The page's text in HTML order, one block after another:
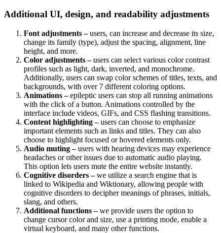
Additional UI, design, and readability adjustments
Font adjustments –users, can increase and decrease its size,
change its family (type), adjust the spacing, alignment, line
height, and more.
Color adjustments –users can select various color contrast
profiles such as light, dark, inverted, and monochrome.
Additionally, users can swap color schemes of titles, texts, and
backgrounds, with over 7 different coloring options.
Animations –epileptic users can stop all running animations
with the click of a button. Animations controlled by the
interface include videos, GIFs, and CSS flashing transitions.
Content highlighting –users can choose to emphasize
important elements such as links and titles. They can also
choose to highlight focused or hovered elements only.
Audio muting –users with hearing devices may experience
headaches or other issues due to automatic audio playing.
This option lets users mute the entire website instantly.
Cognitive disorders –we utilize a search engine that is
linked to Wikipedia and Wiktionary, allowing people with
cognitive disorders to decipher meanings of phrases, initials,
slang, and others.
Additional functions –we provide users the option to
change cursor color and size, use a printing mode, enable a
virtual keyboard, and many other functions.